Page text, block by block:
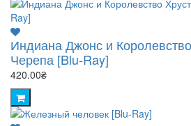
Индиана Джонс и
Черепа [Blu-Ray]
420.00₴